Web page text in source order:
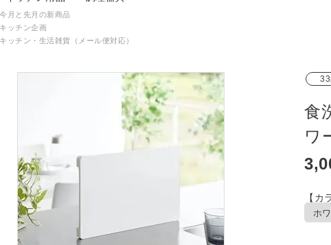
り
生地（ファブリ
今月と先月の新商品
キッチン企画
キッチン・生活雑貨（メール便対応）
食
ワ
【カ